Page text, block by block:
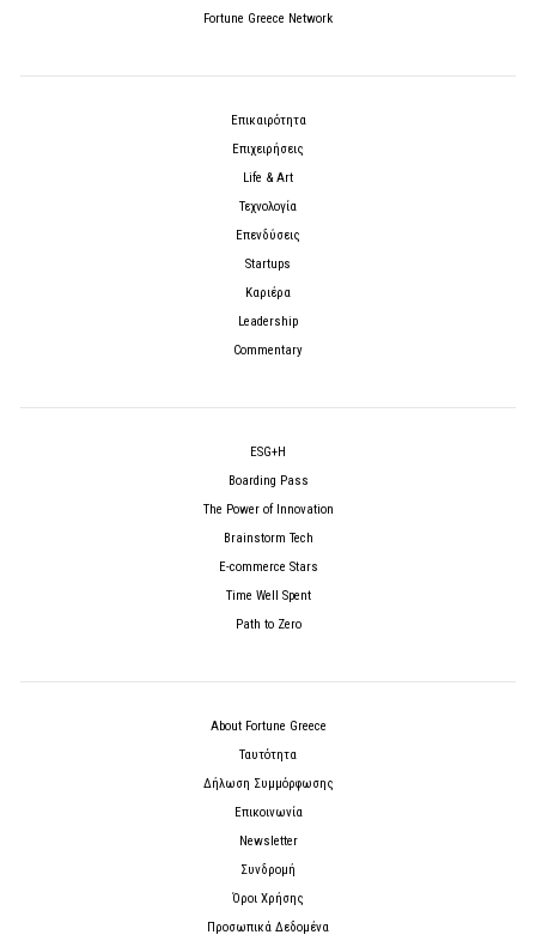
Fortune Greece Network
Επικαιρότητα
Επιχειρήσεις
Life & Art
Τεχνολογία
Επενδύσεις
Startups
Καριέρα
Leadership
Commentary
ESG+H
Boarding Pass
The Power of Innovation
Brainstorm Tech
E-commerce Stars
Time Well Spent
Path to Zero
About Fortune Greece
Ταυτότητα
Δήλωση Συμμόρφωσης
Επικοινωνία
Newsletter
Συνδρομή
Όροι Χρήσης
Προσωπικά Δεδομένα